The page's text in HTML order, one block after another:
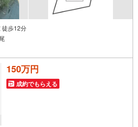
徒歩12分
150万円
成約でもらえる